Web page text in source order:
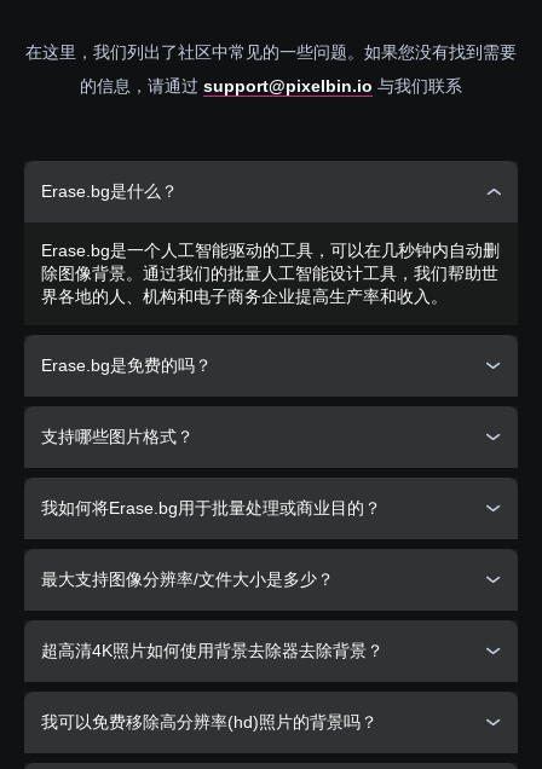
在这里，我们列出了社区中常见的一些问题。如果您没有找到需要
的信息，请通过 support@pixelbin.io 与我们联系
Erase.bg是什么？
Erase.bg是一个人工智能驱动的工具，可以在几秒钟内自动删
除图像背景。通过我们的批量人工智能设计工具，我们帮助世
界各地的人、机构和电子商务企业提高生产率和收入。
Erase.bg是免费的吗？
是的
, Erase.bg对我们网站上处理的个人使用的图像完全免
费。PixelBin.io为商业或专业用途提供各种订阅计划。
支持哪些图片格式？
Erase.bg现在支持图像类型有
PNG, JPG, JPEG, WEBP and
HEIC. 图像必须具有明确定义的前景主题，如人、动物、产
品、汽车等。
我如何将Erase.bg用于批量处理或商业目的？
您可以使用我们的产品 PixelBin.io
批量处理您的图像。
PixelBin为您的所有媒体库提供实时图像转换和自动优化、图
像URL和存储。
最大支持图像分辨率/文件大小是多少？
支持的最大输出分辨率和大小为 10000 x 10000 px
MB.
超高清4K照片如何使用背景去除器去除背景？
你可以简单地点击Erase.bg上传你的4K图像，然后移除背
景。
我可以免费移除高分辨率(hd)照片的背景吗？